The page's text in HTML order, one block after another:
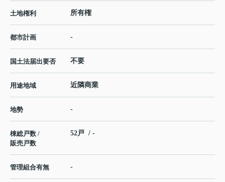
土地権利 所有権
都市計画 -
国土法届出要否 不要
用途地域 近隣商業
地勢 -
棟総戸数 /
販売戸数
52戸 / -
管理組合有無 -